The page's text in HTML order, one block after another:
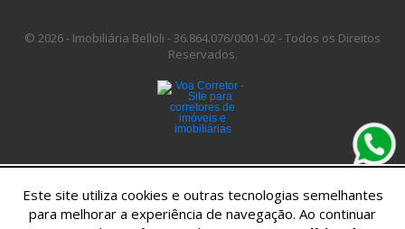
© 2026 - Imobiliária Belloli -36.864.076/0001-02 -Todos os Direitos
Reservados.
Este site utiliza cookies e outras tecnologias semelhantes
para melhorar a experiência de navegação. Ao continuar